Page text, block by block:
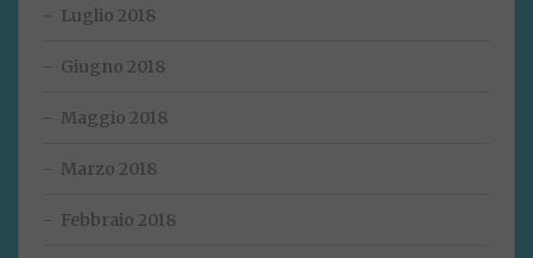
Luglio 2018
Giugno 2018
Maggio 2018
Marzo 2018
Febbraio 2018